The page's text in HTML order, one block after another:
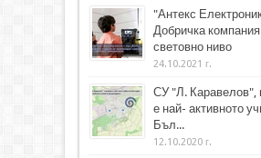
"Антекс
Добричка
световно ниво
24.10.2021 г.
СУ "Л. Каравелов",
е най- активното
Бъл...
12.10.2020 г.